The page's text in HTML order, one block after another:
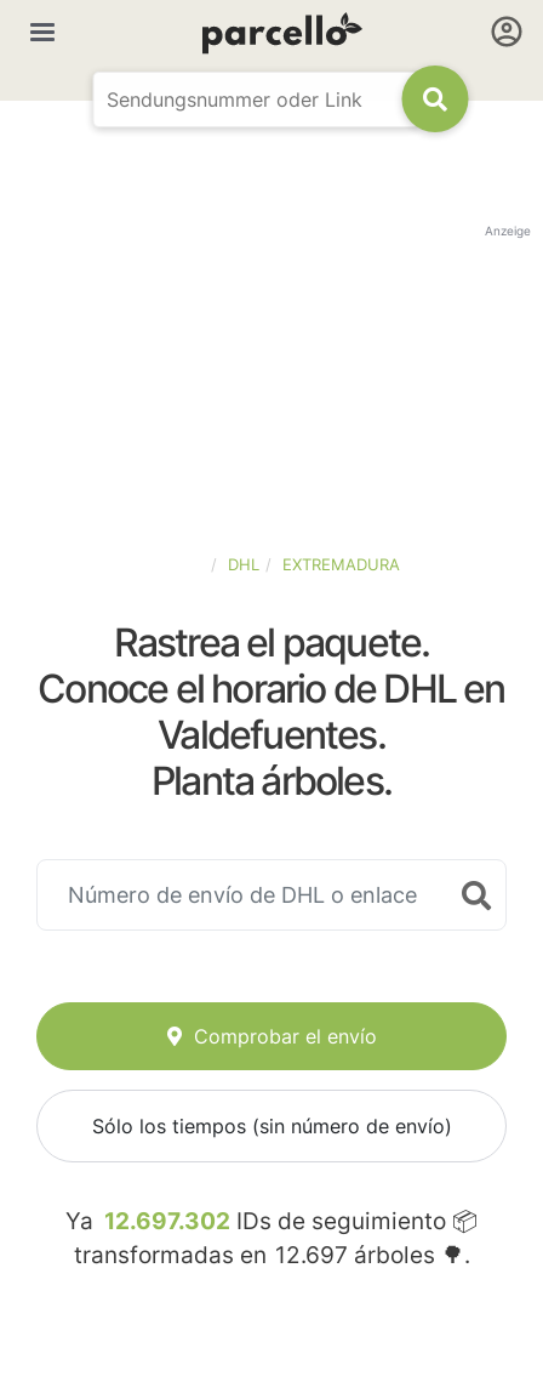
Anzeige
DHL EXTREMADURA
Rastrea el paquete.
Conoce el horario de DHL en
Valdefuentes.
Planta árboles.
Comprobar el envío
Sólo los tiempos (sin número de envío)
Ya 12.697.302 IDs de seguimiento 📦
transformadas en 12.697 árboles 🌳.